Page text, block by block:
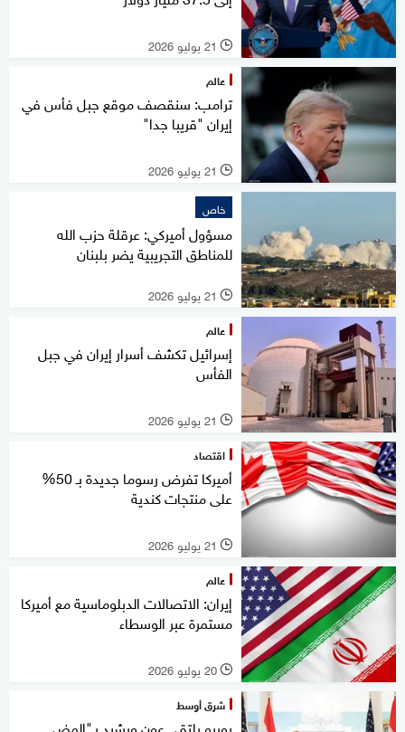
l 21 يوليو 2026
عالم
ترامب: سنقصف موقع جبل فأس في
إيران "قريبا جدا"
l 21 يوليو 2026
خاص
مسؤول أميركي: عرقلة حزب الله
للمناطق التجريبية يضر بلبنان
l 21 يوليو 2026
عالم
إسرائيل تكشف أسرار إيران في جبل
الفأس
l 21 يوليو 2026
اقتصاد
أميركا تفرض رسوما جديدة بـ 50%
على منتجات كندية
l 21 يوليو 2026
عالم
إيران: الاتصالات الدبلوماسية مع أميركا
مستمرة عبر الوسطاء
l 20 يوليو 2026
شرق أوسط
روبيو يلتقي عون ويشيد بـ"المضي